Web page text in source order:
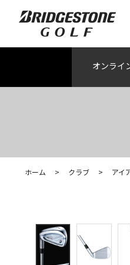
オンライ
ホーム > クラブ > アイ